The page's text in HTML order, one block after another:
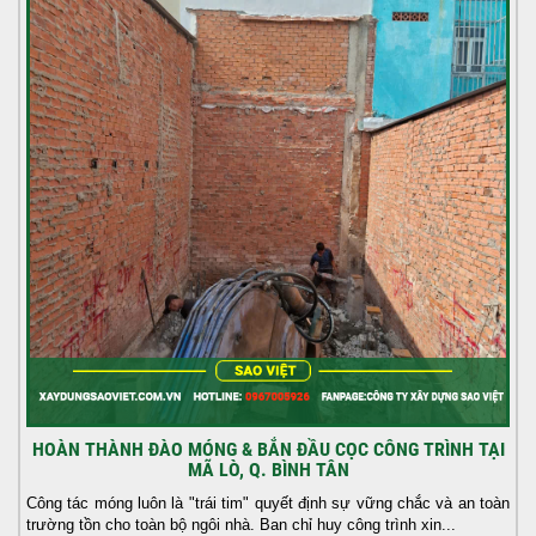
HOÀN THÀNH ĐÀO MÓNG & BẮN ĐẦU CỌC CÔNG TRÌNH TẠI
MÃ LÒ, Q. BÌNH TÂN
Công tác móng luôn là "trái tim" quyết định sự vững chắc và an toàn
trường tồn cho toàn bộ ngôi nhà. Ban chỉ huy công trình xin...